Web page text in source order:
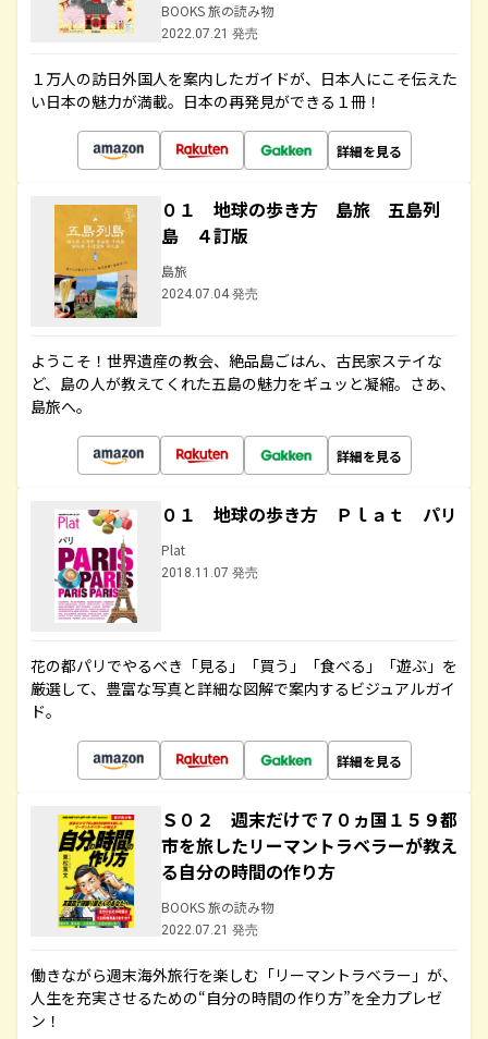
BOOKS 旅の読み物
2022.07.21 発売
１万人の訪日外国人を案内したガイドが、日本人にこそ伝えた
い日本の魅力が満載。日本の再発見ができる１冊！
詳細を見る
０１ 地球の歩き方 島旅 五島列
島 ４訂版
島旅
2024.07.04 発売
ようこそ！世界遺産の教会、絶品島ごはん、古民家ステイな
ど、島の人が教えてくれた五島の魅力をギュッと凝縮。さあ、
島旅へ。
詳細を見る
０１ 地球の歩き方 Ｐｌａｔ パリ
Plat
2018.11.07 発売
花の都パリでやるべき「見る」「買う」「食べる」「遊ぶ」を
厳選して、豊富な写真と詳細な図解で案内するビジュアルガイ
ド。
詳細を見る
Ｓ０２ 週末だけで７０ヵ国１５９都
市を旅したリーマントラベラーが教え
る自分の時間の作り方
BOOKS 旅の読み物
2022.07.21 発売
働きながら週末海外旅行を楽しむ「リーマントラベラー」が、
人生を充実させるための“自分の時間の作り方”を全力プレゼ
ン！